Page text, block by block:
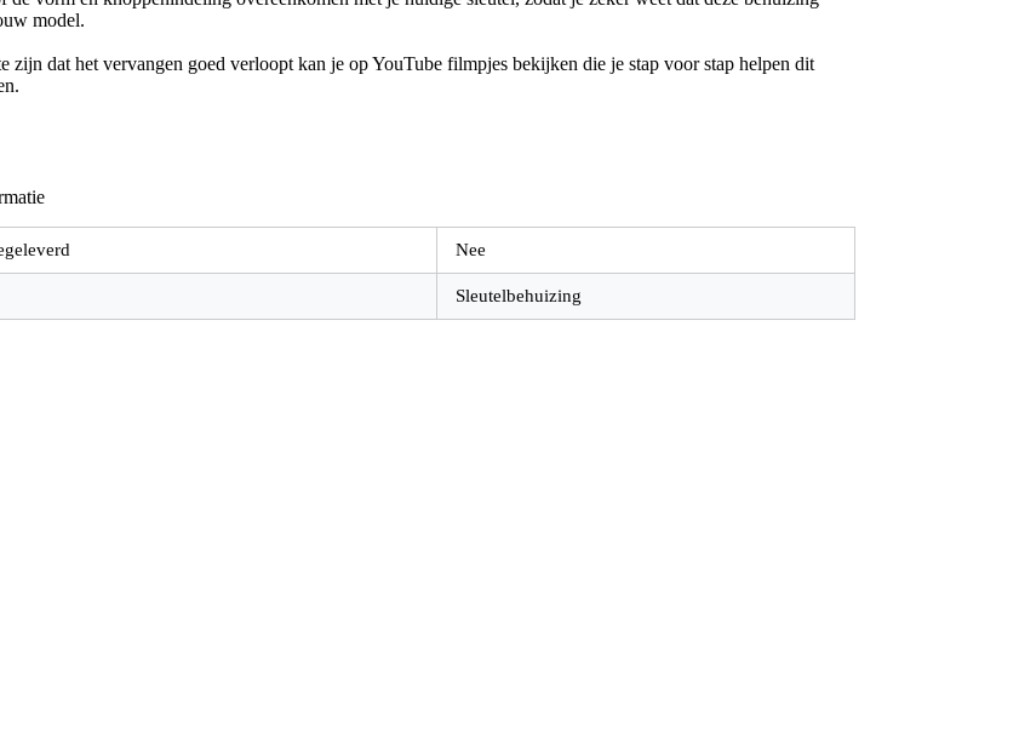
model.
zijn dat het vervangen goed verloopt kan je op YouTube filmpjes bekijken die je stap voor stap helpen dit
Nee
Sleutelbehuizing